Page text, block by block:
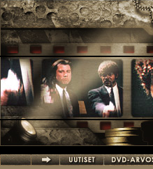
Hyppää pääsisältöön